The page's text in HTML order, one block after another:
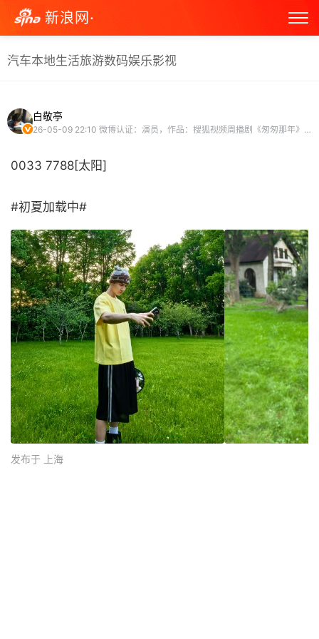
新浪网·
汽车本地生活旅游数码娱乐影视
白敬亭
26-05-09 22:10 微博认证：演员，作品：搜狐视频周播剧《匆匆那年》电影《谁的青春不迷茫》
0033 7788[太阳]
#初夏加载中# ​
发布于 上海